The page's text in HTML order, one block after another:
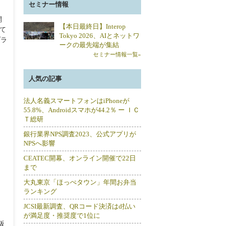
セミナー情報
【本日最終日】Interop
Tokyo 2026、AIとネットワ
ークの最先端が集結
セミナー情報一覧»
人気の記事
法人名義スマートフォンはiPhoneが
55.8%、Androidスマホが44.2％ ー ＩＣ
Ｔ総研
銀行業界NPS調査2023、公式アプリが
NPSへ影響
CEATEC開幕、オンライン開催で22日
まで
大丸東京「ほっぺタウン」年間お弁当
ランキング
JCSI最新調査、QRコード決済はd払い
が満足度・推奨度で1位に